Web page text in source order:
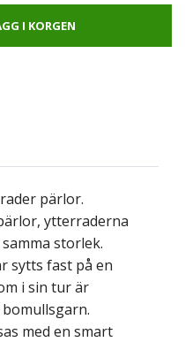
I KORGEN
pärlor.
ytterraderna
storlek.
sytts fast på en
i sin tur är
med en smart